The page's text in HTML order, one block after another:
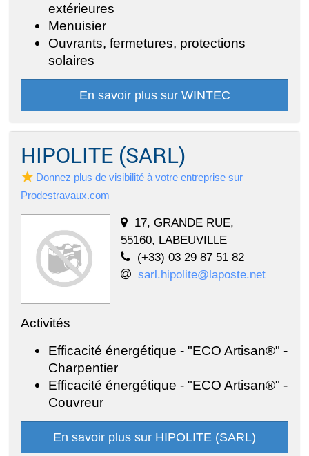
extérieures
Menuisier
Ouvrants, fermetures, protections
solaires
En savoir plus sur WINTEC
HIPOLITE (SARL)
Donnez plus de visibilité à votre entreprise sur
Prodestravaux.com
17, GRANDE RUE,
55160, LABEUVILLE
(+33) 03 29 87 51 82
sarl.hipolite@laposte.net
Activités
Efficacité énergétique - "ECO Artisan®" -
Charpentier
Efficacité énergétique - "ECO Artisan®" -
Couvreur
En savoir plus sur HIPOLITE (SARL)